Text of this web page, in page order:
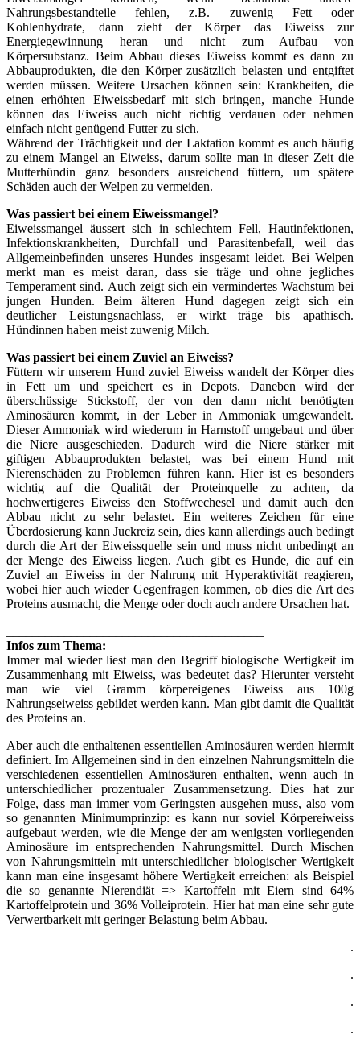
Nahrungsbestandteile fehlen, z.B. zuwenig Fett oder
Kohlenhydrate, dann zieht der Körper das Eiweiss zur
Energiegewinnung heran und nicht zum Aufbau von
Körpersubstanz. Beim Abbau dieses Eiweiss kommt es dann zu
Abbauprodukten, die den Körper zusätzlich belasten und entgiftet
werden müssen. Weitere Ursachen können sein: Krankheiten, die
einen erhöhten Eiweissbedarf mit sich bringen, manche Hunde
können das Eiweiss auch nicht richtig verdauen oder nehmen
einfach nicht genügend Futter zu sich.
Während der Trächtigkeit und der Laktation kommt es auch häufig
zu einem Mangel an Eiweiss, darum sollte man in dieser Zeit die
Mutterhündin ganz besonders ausreichend füttern, um spätere
Schäden auch der Welpen zu vermeiden.
Was passiert bei einem Eiweissmangel?
Eiweissmangel äussert sich in schlechtem Fell, Hautinfektionen,
Infektionskrankheiten, Durchfall und Parasitenbefall, weil das
Allgemeinbefinden unseres Hundes insgesamt leidet. Bei Welpen
merkt man es meist daran, dass sie träge und ohne jegliches
Temperament sind. Auch zeigt sich ein vermindertes Wachstum bei
jungen Hunden. Beim älteren Hund dagegen zeigt sich ein
deutlicher Leistungsnachlass, er wirkt träge bis apathisch.
Hündinnen haben meist zuwenig Milch.
Was passiert bei einem Zuviel an Eiweiss?
Füttern wir unserem Hund zuviel Eiweiss wandelt der Körper dies
in Fett um und speichert es in Depots. Daneben wird der
überschüssige Stickstoff, der von den dann nicht benötigten
Aminosäuren kommt, in der Leber in Ammoniak umgewandelt.
Dieser Ammoniak wird wiederum in Harnstoff umgebaut und über
die Niere ausgeschieden. Dadurch wird die Niere stärker mit
giftigen Abbauprodukten belastet, was bei einem Hund mit
Nierenschäden zu Problemen führen kann. Hier ist es besonders
wichtig auf die Qualität der Proteinquelle zu achten, da
hochwertigeres Eiweiss den Stoffwechesel und damit auch den
Abbau nicht zu sehr belastet. Ein weiteres Zeichen für eine
Überdosierung kann Juckreiz sein, dies kann allerdings auch bedingt
durch die Art der Eiweissquelle sein und muss nicht unbedingt an
der Menge des Eiweiss liegen. Auch gibt es Hunde, die auf ein
Zuviel an Eiweiss in der Nahrung mit Hyperaktivität reagieren,
wobei hier auch wieder Gegenfragen kommen, ob dies die Art des
Proteins ausmacht, die Menge oder doch auch andere Ursachen hat.
Infos zum Thema:
Immer mal wieder liest man den Begriff biologische Wertigkeit im
Zusammenhang mit Eiweiss, was bedeutet das? Hierunter versteht
man wie viel Gramm körpereigenes Eiweiss aus 100g
Nahrungseiweiss gebildet werden kann. Man gibt damit die Qualität
des Proteins an.
Aber auch die enthaltenen essentiellen Aminosäuren werden hiermit
definiert. Im Allgemeinen sind in den einzelnen Nahrungsmitteln die
verschiedenen essentiellen Aminosäuren enthalten, wenn auch in
unterschiedlicher prozentualer Zusammensetzung. Dies hat zur
Folge, dass man immer vom Geringsten ausgehen muss, also vom
so genannten Minimumprinzip: es kann nur soviel Körpereiweiss
aufgebaut werden, wie die Menge der am wenigsten vorliegenden
Aminosäure im entsprechenden Nahrungsmittel. Durch Mischen
von Nahrungsmitteln mit unterschiedlicher biologischer Wertigkeit
kann man eine insgesamt höhere Wertigkeit erreichen: als Beispiel
die so genannte Nierendiät => Kartoffeln mit Eiern sind 64%
Kartoffelprotein und 36% Volleiprotein. Hier hat man eine sehr gute
Verwertbarkeit mit geringer Belastung beim Abbau.
.
.
.
.